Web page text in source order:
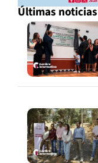
Últimas noticias